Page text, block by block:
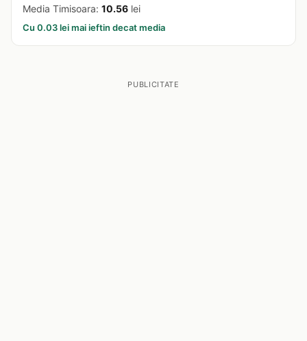
Media Timisoara: 10.56 lei
Cu 0.03 lei mai ieftin decat media
PUBLICITATE